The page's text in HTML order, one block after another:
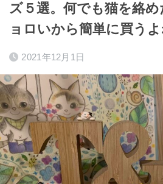
ズ５選。何でも猫を絡
ョロいから簡単に買うよ
2021年12月1日